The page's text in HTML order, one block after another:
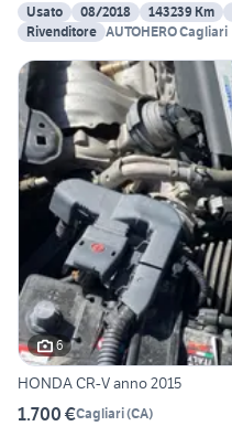
Usato
08/2018 143239 Km
Rivenditore AUTOHERO Cagliari
6
HONDA CR-V anno 2015
1.700 €Cagliari(CA)